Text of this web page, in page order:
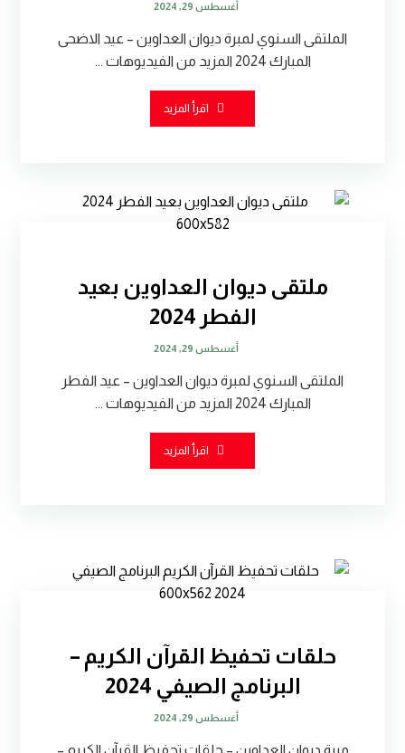
أغسطس 29, 2024
الملتقى السنوي لمبرة ديوان العداوين – عيد الاضحى
المبارك 2024 المزيد من الفيديوهات ...
اقرأ المزيد
ملتقى ديوان العداوين بعيد
الفطر 2024
أغسطس 29, 2024
الملتقى السنوي لمبرة ديوان العداوين – عيد الفطر
المبارك 2024 المزيد من الفيديوهات ...
اقرأ المزيد
حلقات تحفيظ القرآن الكريم –
البرنامج الصيفي 2024
أغسطس 29, 2024
مبرة ديوان العداوين – حلقات تحفيظ القرآن الكريم –